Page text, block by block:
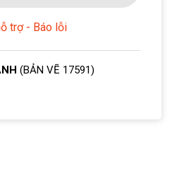
trợ - Báo lỗi
(BẢN VẼ 17591)